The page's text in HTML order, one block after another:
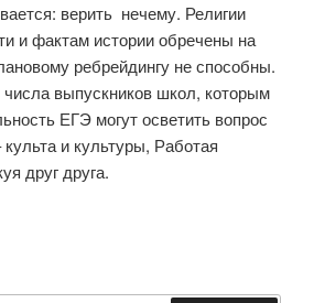
верить нечему. Религии
и фактам истории обречены на
ребрейдингу не способны.
выпускников школ, которым
ЕГЭ могут осветить вопрос
и культуры, Работая
друг друга.